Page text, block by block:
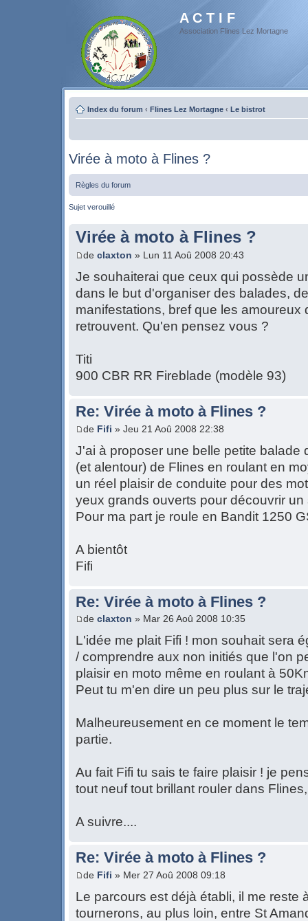
A C T I F
Association Flines Lez Mortagne
Index du forum ‹ Flines Lez Mortagne ‹ Le bistrot
Virée à moto à Flines ?
Règles du forum
Sujet verouillé
Virée à moto à Flines ?
de claxton » Lun 11 Aoû 2008 20:43
Je souhaiterai que ceux qui possède
dans le but d'organiser des balades,
manifestations, bref que les amoureux
retrouvent. Qu'en pensez vous ?
Titi
900 CBR RR Fireblade (modèle 93)
Re: Virée à moto à Flines ?
de Fifi » Jeu 21 Aoû 2008 22:38
J'ai à proposer une belle petite balade
(et alentour) de Flines en roulant en
un réel plaisir de conduite pour des
yeux grands ouverts pour découvrir
Pour ma part je roule en Bandit 1250
A bientôt
Fifi
Re: Virée à moto à Flines ?
de claxton » Mar 26 Aoû 2008 10:35
L'idée me plait Fifi ! mon souhait sera
/ comprendre aux non initiés que l'on
plaisir en moto même en roulant à
Peut tu m'en dire un peu plus sur le
Malheureusement en ce moment le
partie.
Au fait Fifi tu sais te faire plaisir ! je
tout neuf tout brillant rouler dans
A suivre....
Re: Virée à moto à Flines ?
de Fifi » Mer 27 Aoû 2008 09:18
Le parcours est déjà établi, il me reste
tournerons, au plus loin, entre St